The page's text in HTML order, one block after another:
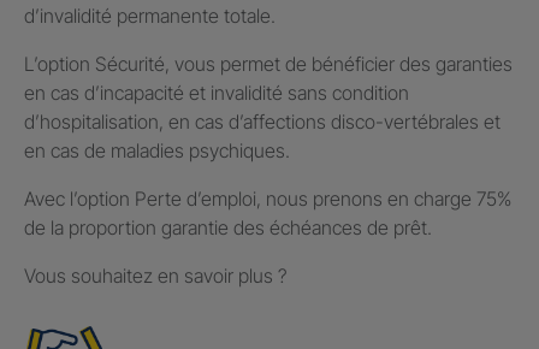
d’invalidité permanente totale.
L’option Sécurité, vous permet de bénéficier des garanties
en cas d’incapacité et invalidité sans condition
d’hospitalisation, en cas d’affections disco-vertébrales et
en cas de maladies psychiques.
Avec l’option Perte d’emploi, nous prenons en charge 75%
de la proportion garantie des échéances de prêt.
Vous souhaitez en savoir plus ?